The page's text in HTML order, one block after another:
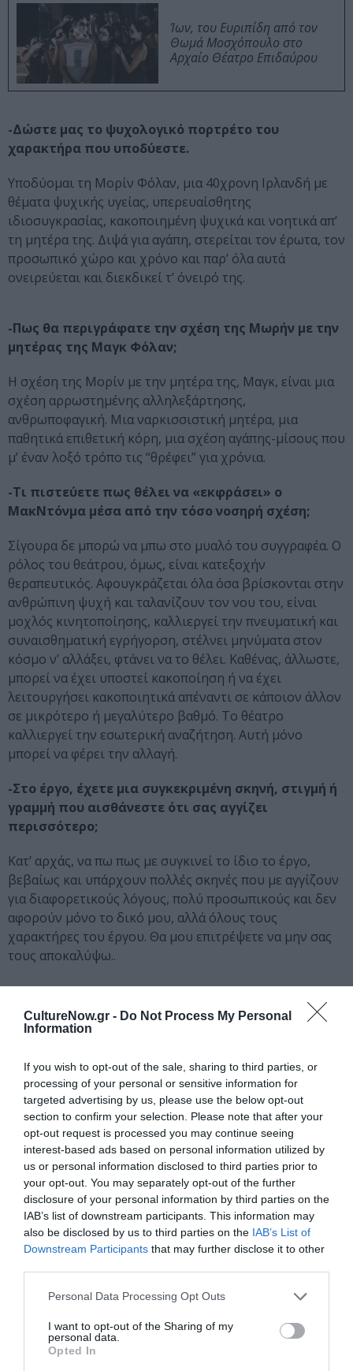
CultureNow.gr - Do Not Process My Personal
Information
If you wish to opt-out of the sale, sharing to third parties, or
processing of your personal or sensitive information for
targeted advertising by us, please use the below opt-out
section to confirm your selection. Please note that after your
opt-out request is processed you may continue seeing
interest-based ads based on personal information utilized by
us or personal information disclosed to third parties prior to
your opt-out. You may separately opt-out of the further
disclosure of your personal information by third parties on the
IAB’s list of downstream participants. This information may
also be disclosed by us to third parties on the IAB’s List of
Downstream Participants that may further disclose it to other
Personal Data Processing Opt Outs
I want to opt-out of the Sharing of my
personal data.
Opted In
Ίων, του Ευριπίδη από τον
Θωμά Μοσχόπουλο στο
Αρχαίο Θέατρο Επιδαύρου
-Δώστε μας το ψυχολογικό πορτρέτο του
χαρακτήρα που υποδύεστε.
Υποδύομαι τη Μορίν Φόλαν, μια 40χρονη Ιρλανδή με
θέματα ψυχικής υγείας, υπερευαίσθητης
ιδιοσυγκρασίας, κακοποιημένη ψυχικά και νοητικά απ’
τη μητέρα της. Διψά για αγάπη, στερείται τον έρωτα, τον
προσωπικό χώρο και χρόνο και παρ’ όλα αυτά
ονειρεύεται και διεκδικεί τ’ όνειρό της.
-Πως θα περιγράφατε την σχέση της Μωρήν με την
μητέρας της Μαγκ Φόλαν;
Η σχέση της Μορίν με την μητέρα της, Μαγκ, είναι μια
σχέση αρρωστημένης αλληλεξάρτησης,
ανθρωποφαγική. Μια ναρκισσιστική μητέρα, μια
παθητικά επιθετική κόρη, μια σχέση αγάπης-μίσους που
μ’ έναν λοξό τρόπο τις “θρέφει” για χρόνια.
-Τι πιστεύετε πως θέλει να «εκφράσει» ο
ΜακΝτόνμα μέσα από την τόσο νοσηρή σχέση;
Σίγουρα δε μπορώ να μπω στο μυαλό του συγγραφέα. Ο
ρόλος του θεάτρου, όμως, είναι κατεξοχήν
θεραπευτικός. Αφουγκράζεται όλα όσα βρίσκονται στην
ανθρώπινη ψυχή και ταλανίζουν τον νου του, είναι
μοχλός κινητοποίησης, καλλιεργεί την πνευματική και
συναισθηματική εγρήγορση, στέλνει μηνύματα στον
κόσμο ν’ αλλάξει, φτάνει να το θέλει. Καθένας, άλλωστε,
μπορεί να έχει υποστεί κακοποίηση ή να έχει
λειτουργήσει κακοποιητικά απέναντι σε κάποιον άλλον
σε μικρότερο ή μεγαλύτερο βαθμό. Το θέατρο
καλλιεργεί την εσωτερική αναζήτηση. Αυτή μόνο
μπορεί να φέρει την αλλαγή.
-Στο έργο, έχετε μια συγκεκριμένη σκηνή, στιγμή ή
γραμμή που αισθάνεστε ότι σας αγγίζει
περισσότερο;
Κατ’ αρχάς, να πω πως με συγκινεί το ίδιο το έργο,
βεβαίως και υπάρχουν πολλές σκηνές που με αγγίζουν
για διαφορετικούς λόγους, πολύ προσωπικούς και δεν
αφορούν μόνο το δικό μου, αλλά όλους τους
χαρακτήρες του έργου. Θα μου επιτρέψετε να μην σας
τους αποκαλύψω..
-Τι θέση έχει η αγάπη και ο έρωτας σε ένα τόσο
σκοτεινό έργο;
Η θέση που έχει η αγάπη και ο έρωτας σ’ ένα τόσο
σκοτεινό έργο είναι πρωταρχική, θεμελιώδης. Είναι το
α και το ω, το ζητούμενο, το φως στο τούνελ, το
βαθύτερο θέλω των ηρώων, διαφορετικό βεβαίως για
τον καθένα τους και στον τρόπο που το εκφράζουν και
στον τρόπο που το διεκδικούν. Είναι η απόλυτη ανάγκη
τους.
– Τι σας εκπλήσσει ακόμα στον χώρο του θεάτρου;
Μ’ εκπλήσσει πάντα η χαρά της δημιουργίας, η χαρά της
Δεν με ενέπνευσε κάτι συγκεκριμένο στο να γίνω